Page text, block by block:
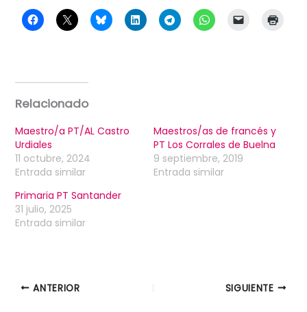
Relacionado
Maestro/a PT/AL Castro
Urdiales
11 octubre, 2024
Entrada similar
Maestros/as de francés y
PT Los Corrales de Buelna
9 septiembre, 2019
Entrada similar
Primaria PT Santander
31 julio, 2025
Entrada similar
ANTERIOR SIGUIENTE